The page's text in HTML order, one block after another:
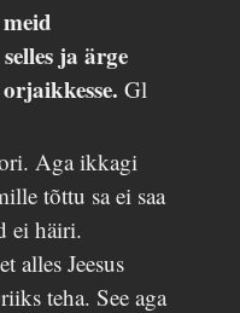
ja ärge
Gl
Aga ikkagi
tõttu sa ei saa
ei häiri.
alles Jeesus
teha. See aga